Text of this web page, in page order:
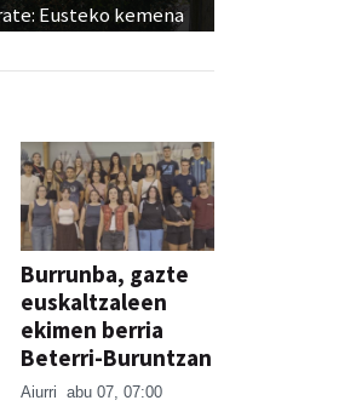
Eusteko kemena
Burrunba, gazte
euskaltzaleen
ekimen berria
Beterri-Buruntzan
Aiurri abu 07, 07:00